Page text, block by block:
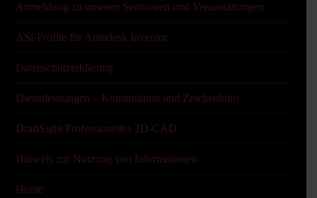
Anmeldung zu unseren Seminaren und Veranstaltungen
ASi-Profile für Autodesk Inventor
Datenschutzerklärung
Dienstleistungen – Konstruktion und Zeichenbüro
DraftSight Professionelles 2D-CAD
Hinweis zur Nutzung von Informationen
Home